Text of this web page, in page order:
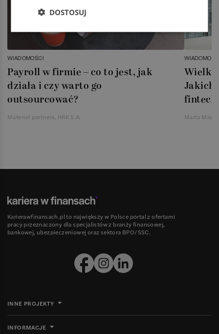
WIADOMOŚCI
Payroll w firmie – co to jest, jak
działa i czy warto go
outsourcować?
Materiał partnera, HRK S.A.
Jakich
Marta
Karierawfinansach.pl to największy w Polsce portal z ofertami
pracy przeznaczony dla specjalistów z branży finansowej,
bankowej, ubezpieczeniowej oraz sektora BPO/SSC.
INNE PROJEKTY
INFORMACJE
DOSTOSUJ